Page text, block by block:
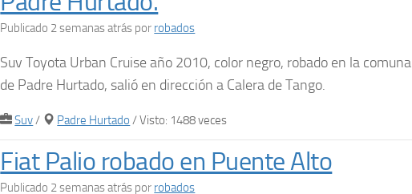
Publicado 2 semanas atrás por robados
Suv Toyota Urban Cruise año 2010, color negro, robado en la comuna
de Padre Hurtado, salió en dirección a Calera de Tango.
Suv/ Padre Hurtado / Visto: 1488 veces
Fiat Palio robado en Puente Alto
Publicado 2 semanas atrás por robados